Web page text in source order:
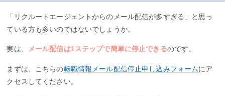
「リクルートエージェントからのメール配信が多すぎる」と思っ
ている方も多いのではないでしょうか。
実は、 メール配信は1ステップで簡単に停止できるのです。
まずは、こちらの転職情報メール配信停止申し込みフォームにア
クセスしてください。